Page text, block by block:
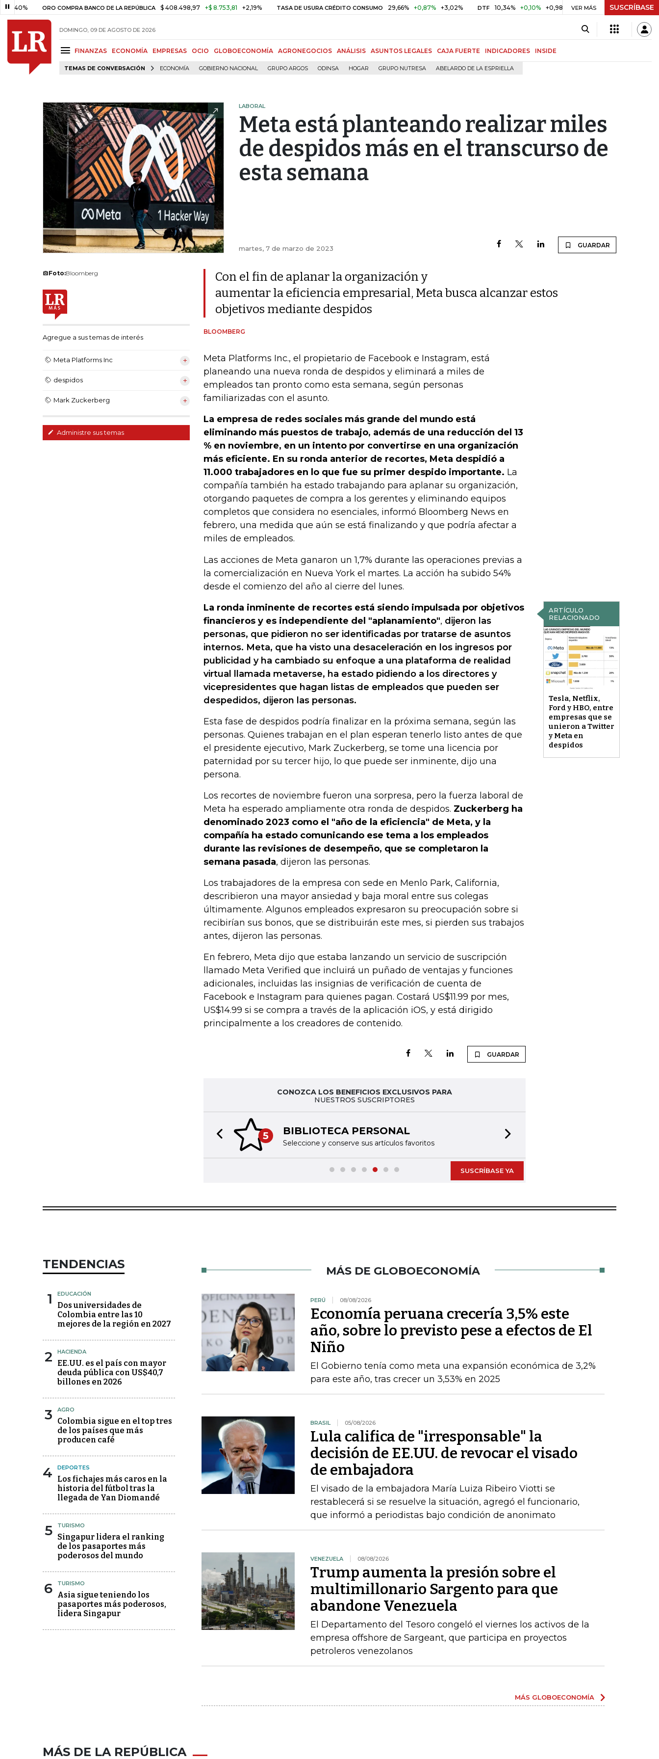
ORO COMPRA BANCO DE LA REPÚBLICA $ 408.498,97 +$ 8.753,81 +2,19% TASA DE USURA CRÉDITO CONSUMO 29,66% +0,87% +3,02% DTF 10,34% +0,10% +0,98% UVR $ 417,01 +$ 0,05 +0,01%
VER MÁS SUSCRÍBASE
DOMINGO, 09 DE AGOSTO DE 2026
FINANZAS ECONOMÍA EMPRESAS OCIO GLOBOECONOMÍA AGRONEGOCIOS ANÁLISIS ASUNTOS LEGALES CAJA FUERTE INDICADORES INSIDE
TEMAS DE CONVERSACIÓN ECONOMÍA GOBIERNO NACIONAL GRUPO ARGOS ODINSA HOGAR GRUPO NUTRESA ABELARDO DE LA ESPRIELLA
LABORAL
Meta está planteando realizar miles
de despidos más en el transcurso de
esta semana
martes, 7 de marzo de 2023 GUARDAR
Foto:Bloomberg
Agregue a sus temas de interés
Meta Platforms Inc
despidos
Mark Zuckerberg
Administre sus temas
Con el fin de aplanar la organización y
aumentar la eficiencia empresarial, Meta busca alcanzar estos
objetivos mediante despidos
BLOOMBERG
Meta Platforms Inc., el propietario de Facebook e Instagram, está
planeando una nueva ronda de despidos y eliminará a miles de
empleados tan pronto como esta semana, según personas
familiarizadas con el asunto.
La empresa de redes sociales más grande del mundo está
eliminando más puestos de trabajo, además de una reducción del 13
% en noviembre, en un intento por convertirse en una organización
más eficiente. En su ronda anterior de recortes, Meta despidió a
11.000 trabajadores en lo que fue su primer despido importante. La
compañía también ha estado trabajando para aplanar su organización,
otorgando paquetes de compra a los gerentes y eliminando equipos
completos que considera no esenciales, informó Bloomberg News en
febrero, una medida que aún se está finalizando y que podría afectar a
miles de empleados.
Las acciones de Meta ganaron un 1,7% durante las operaciones previas a
la comercialización en Nueva York el martes. La acción ha subido 54%
desde el comienzo del año al cierre del lunes.
ARTÍCULO
RELACIONADO
Tesla, Netflix,
Ford y HBO, entre
empresas que se
unieron a Twitter
y Meta en
despidos
La ronda inminente de recortes está siendo impulsada por objetivos
financieros y es independiente del "aplanamiento", dijeron las
personas, que pidieron no ser identificadas por tratarse de asuntos
internos. Meta, que ha visto una desaceleración en los ingresos por
publicidad y ha cambiado su enfoque a una plataforma de realidad
virtual llamada metaverse, ha estado pidiendo a los directores y
vicepresidentes que hagan listas de empleados que pueden ser
despedidos, dijeron las personas.
Esta fase de despidos podría finalizar en la próxima semana, según las
personas. Quienes trabajan en el plan esperan tenerlo listo antes de que
el presidente ejecutivo, Mark Zuckerberg, se tome una licencia por
paternidad por su tercer hijo, lo que puede ser inminente, dijo una
persona.
Los recortes de noviembre fueron una sorpresa, pero la fuerza laboral de
Meta ha esperado ampliamente otra ronda de despidos. Zuckerberg ha
denominado 2023 como el "año de la eficiencia" de Meta, y la
compañía ha estado comunicando ese tema a los empleados
durante las revisiones de desempeño, que se completaron la
semana pasada, dijeron las personas.
Los trabajadores de la empresa con sede en Menlo Park, California,
describieron una mayor ansiedad y baja moral entre sus colegas
últimamente. Algunos empleados expresaron su preocupación sobre si
recibirían sus bonos, que se distribuirán este mes, si pierden sus trabajos
antes, dijeron las personas.
En febrero, Meta dijo que estaba lanzando un servicio de suscripción
llamado Meta Verified que incluirá un puñado de ventajas y funciones
adicionales, incluidas las insignias de verificación de cuenta de
Facebook e Instagram para quienes pagan. Costará US$11.99 por mes,
US$14.99 si se compra a través de la aplicación iOS, y está dirigido
principalmente a los creadores de contenido.
GUARDAR
CONOZCA LOS BENEFICIOS EXCLUSIVOS PARA
NUESTROS SUSCRIPTORES
5 BIBLIOTECA PERSONAL
Seleccione y conserve sus artículos favoritos
Previous slide
SUSCRÍBASE YA
TENDENCIAS
1 EDUCACIÓN
Dos universidades de
Colombia entre las 10
mejores de la región en 2027
2 HACIENDA
EE.UU. es el país con mayor
deuda pública con US$40,7
billones en 2026
3 AGRO
Colombia sigue en el top tres
de los países que más
producen café
4 DEPORTES
Los fichajes más caros en la
historia del fútbol tras la
llegada de Yan Diomandé
5 TURISMO
Singapur lidera el ranking
de los pasaportes más
poderosos del mundo
6 TURISMO
Asia sigue teniendo los
pasaportes más poderosos,
lidera Singapur
MÁS DE GLOBOECONOMÍA
PERÚ 08/08/2026
Economía peruana crecería 3,5% este
año, sobre lo previsto pese a efectos de El
Niño
El Gobierno tenía como meta una expansión económica de 3,2%
para este año, tras crecer un 3,53% en 2025
BRASIL 05/08/2026
Lula califica de "irresponsable" la
decisión de EE.UU. de revocar el visado
de embajadora
El visado de la embajadora María Luiza Ribeiro Viotti se
restablecerá si se resuelve la situación, agregó el funcionario,
que informó a periodistas bajo condición de anonimato
VENEZUELA 08/08/2026
Trump aumenta la presión sobre el
multimillonario Sargento para que
abandone Venezuela
El Departamento del Tesoro congeló el viernes los activos de la
empresa offshore de Sargeant, que participa en proyectos
petroleros venezolanos
MÁS GLOBOECONOMÍA
MÁS DE LA REPÚBLICA